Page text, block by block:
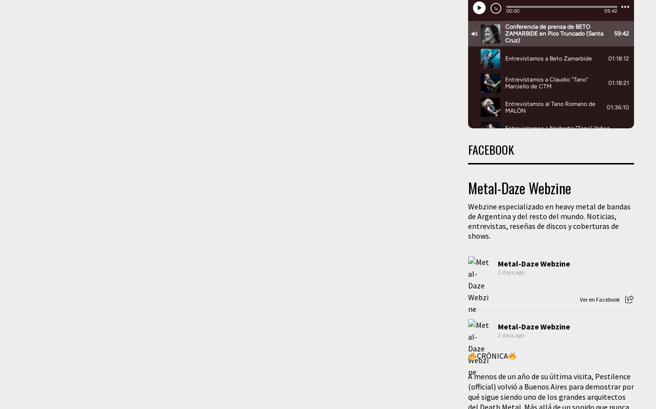
FACEBOOK
Metal-Daze Webzine
Webzine especializado en heavy metal de bandas
de Argentina y del resto del mundo. Noticias,
entrevistas, reseñas de discos y coberturas de
shows.
Metal-Daze Webzine
2 days ago
Ver en Facebook
Metal-Daze Webzine
2 days ago
CRÓNICA
A menos de un año de su última visita, Pestilence
(official) volvió a Buenos Aires para demostrar por
qué sigue siendo uno de los grandes arquitectos
del Death Metal. Más allá de un sonido que nunca